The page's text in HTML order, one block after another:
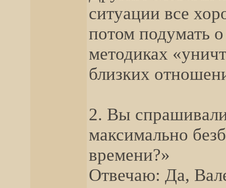
ситуации все
потом подумать
методиках
близких
2. Вы
максимально
времени?»
Отвечаю: Да,